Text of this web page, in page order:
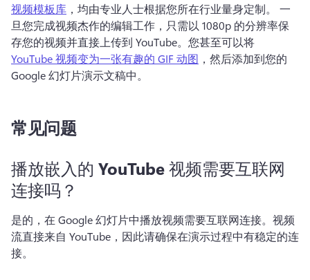
视频模板库 ，均由专业人士根据您所在行业量身定制。 一
旦您完成视频杰作的编辑工作，只需以 1080p 的分辨率保
存您的视频并直接上传到 YouTube。 您甚至可以将
YouTube 视频变为一张有趣的 GIF 动图 ，然后添加到您的
Google 幻灯片演示文稿中。
常见问题
播放嵌入的 YouTube 视频需要互联网
连接吗？
是的，在 Google 幻灯片中播放视频需要互联网连接。 视频
流直接来自 YouTube，因此请确保在演示过程中有稳定的连
接。